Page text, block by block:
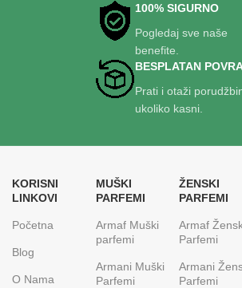
100% SIGURNO
Pogledaj sve naše
benefite.
BESPLATAN
Prati i otaži
ukoliko kasni.
KORISNI
LINKOVI
Početna
Blog
O Nama
MUŠKI
PARFEMI
Armaf Muški
parfemi
Armani Muški
Parfemi
ŽENSKI
PARFEMI
Armaf
Parfemi
Armani
Parfemi